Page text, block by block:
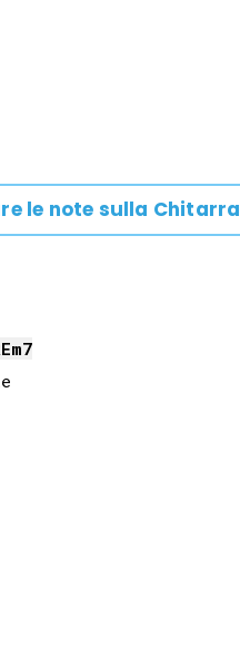
le note sulla Chitarra
m7